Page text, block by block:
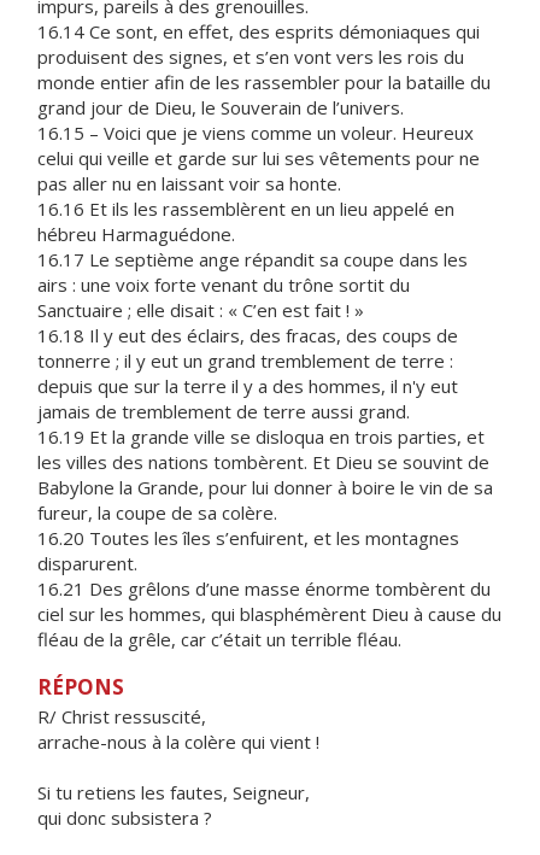
impurs, pareils à des grenouilles.
16.14 Ce sont, en effet, des esprits démoniaques qui
produisent des signes, et s’en vont vers les rois du
monde entier afin de les rassembler pour la bataille du
grand jour de Dieu, le Souverain de l’univers.
16.15 – Voici que je viens comme un voleur. Heureux
celui qui veille et garde sur lui ses vêtements pour ne
pas aller nu en laissant voir sa honte.
16.16 Et ils les rassemblèrent en un lieu appelé en
hébreu Harmaguédone.
16.17 Le septième ange répandit sa coupe dans les
airs : une voix forte venant du trône sortit du
Sanctuaire ; elle disait : « C’en est fait ! »
16.18 Il y eut des éclairs, des fracas, des coups de
tonnerre ; il y eut un grand tremblement de terre :
depuis que sur la terre il y a des hommes, il n'y eut
jamais de tremblement de terre aussi grand.
16.19 Et la grande ville se disloqua en trois parties, et
les villes des nations tombèrent. Et Dieu se souvint de
Babylone la Grande, pour lui donner à boire le vin de sa
fureur, la coupe de sa colère.
16.20 Toutes les îles s’enfuirent, et les montagnes
disparurent.
16.21 Des grêlons d’une masse énorme tombèrent du
ciel sur les hommes, qui blasphémèrent Dieu à cause du
fléau de la grêle, car c’était un terrible fléau.
RÉPONS
R/ Christ ressuscité,
arrache-nous à la colère qui vient !
Si tu retiens les fautes, Seigneur,
qui donc subsistera ?